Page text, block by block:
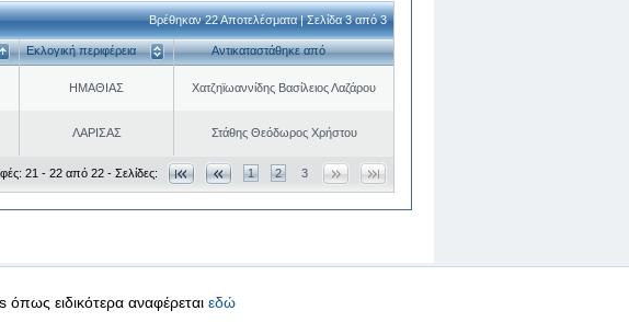
Βρέθηκαν 22 Αποτελέσματα | Σελίδα 3 από 3
Εκλογική περιφέρεια Αντικαταστάθηκε από
ΗΜΑΘΙΑΣ Χατζηϊωαννίδης Βασίλειος Λαζάρου
ΛΑΡΙΣΑΣ Στάθης Θεόδωρος Χρήστου
21 - 22 από 22 - Σελίδες: 1 2 3
ειδικότερα αναφέρεται εδώ